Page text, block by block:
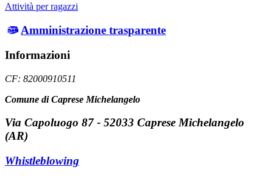
Attività per ragazzi
Amministrazione trasparente
Informazioni
CF: 82000910511
Comune di Caprese Michelangelo
Via Capoluogo 87 - 52033 Caprese Michelangelo
(AR)
Whistleblowing